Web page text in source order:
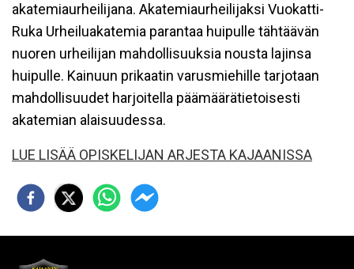
akatemiaurheilijana. Akatemiaurheilijaksi Vuokatti-
Ruka Urheiluakatemia parantaa huipulle tähtäävän
nuoren urheilijan mahdollisuuksia nousta lajinsa
huipulle. Kainuun prikaatin varusmiehille tarjotaan
mahdollisuudet harjoitella päämäärätietoisesti
akatemian alaisuudessa.
LUE LISÄÄ OPISKELIJAN ARJESTA KAJAANISSA